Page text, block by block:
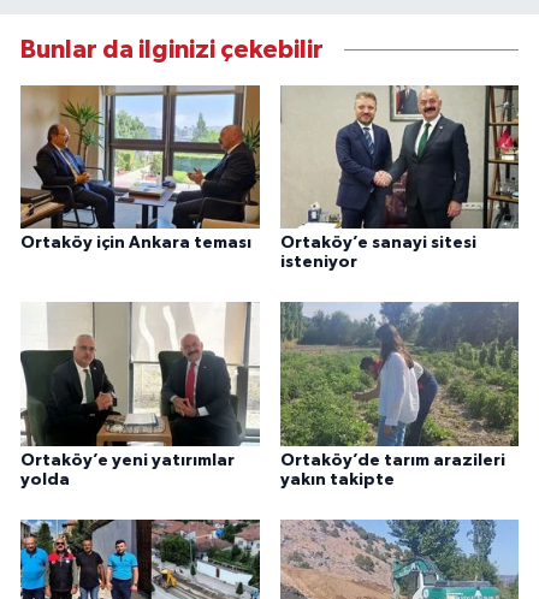
Bunlar da ilginizi çekebilir
Ortaköy için Ankara teması
Ortaköy’e sanayi sitesi
isteniyor
Ortaköy’e yeni yatırımlar
yolda
Ortaköy’de tarım arazileri
yakın takipte